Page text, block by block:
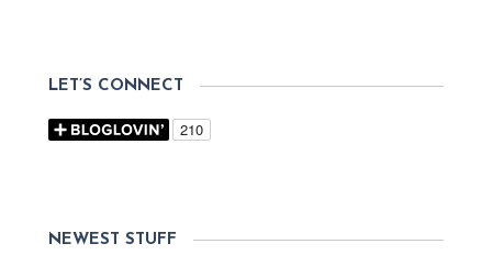
LET’S CONNECT
NEWEST STUFF